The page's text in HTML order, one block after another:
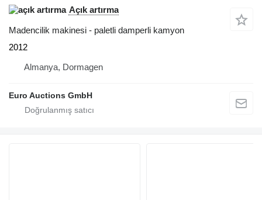
Açık artırma
Madencilik makinesi - paletli damperli kamyon
2012
Almanya, Dormagen
Euro Auctions GmbH